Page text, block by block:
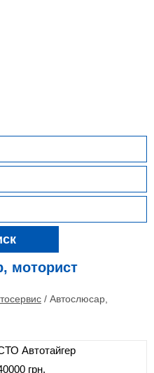
моторист
/ Автослюсар,
Автотайгер
грн.